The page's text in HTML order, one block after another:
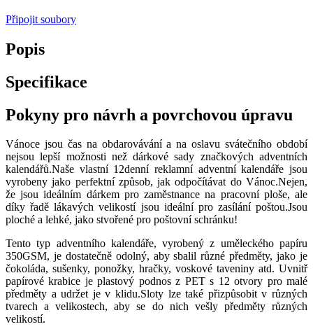
Připojit soubory
Popis
Specifikace
Pokyny pro návrh a povrchovou úpravu
Vánoce jsou čas na obdarovávání a na oslavu svátečního období
nejsou lepší možnosti než dárkové sady značkových adventních
kalendářů.Naše vlastní 12denní reklamní adventní kalendáře jsou
vyrobeny jako perfektní způsob, jak odpočítávat do Vánoc.Nejen,
že jsou ideálním dárkem pro zaměstnance na pracovní ploše, ale
díky řadě lákavých velikostí jsou ideální pro zasílání poštou.Jsou
ploché a lehké, jako stvořené pro poštovní schránku!
Tento typ adventního kalendáře, vyrobený z uměleckého papíru
350GSM, je dostatečně odolný, aby sbalil různé předměty, jako je
čokoláda, sušenky, ponožky, hračky, voskové taveniny atd. Uvnitř
papírové krabice je plastový podnos z PET s 12 otvory pro malé
předměty a udržet je v klidu.Sloty lze také přizpůsobit v různých
tvarech a velikostech, aby se do nich vešly předměty různých
velikostí.